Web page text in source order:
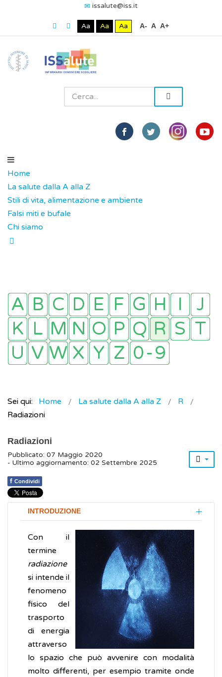
issalute@iss.it
Aa Aa Aa A- A A+
Home
La salute dalla A alla Z
Stili di vita, alimentazione e ambiente
Falsi miti e bufale
Chi siamo
Sei qui: Home La salute dalla A alla Z
R
Radiazioni
Radiazioni
Pubblicato: 07 Maggio 2020
- Ultimo aggiornamento: 02 Settembre 2025
f Condividi
INTRODUZIONE
Con il
termine
radiazione
si intende il
fenomeno
fisico del
trasporto
di energia
attraverso
lo spazio che può avvenire con modalità
molto differenti, per esempio tramite onde